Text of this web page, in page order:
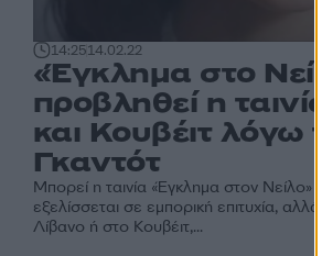
14:2514.02.22
«Έγκλημα στο
προβληθεί η
και Κουβέιτ λόγω
Γκαντότ
Μπορεί η ταινία «Έγκλημα στον
εξελίσσεται σε εμπορική επιτυχία,
Λίβανο ή στο Κουβέιτ,...